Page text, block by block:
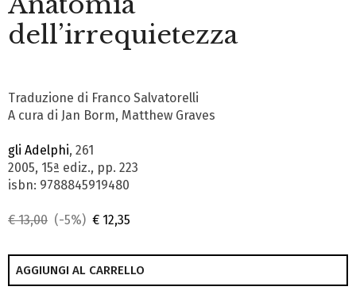
dell’irrequietezza
Traduzione di Franco Salvatorelli
A cura di Jan Borm, Matthew Graves
gli Adelphi, 261
2005, 15ª ediz., pp. 223
isbn: 9788845919480
€ 13,00 (-5%) € 12,35
AGGIUNGI AL CARRELLO